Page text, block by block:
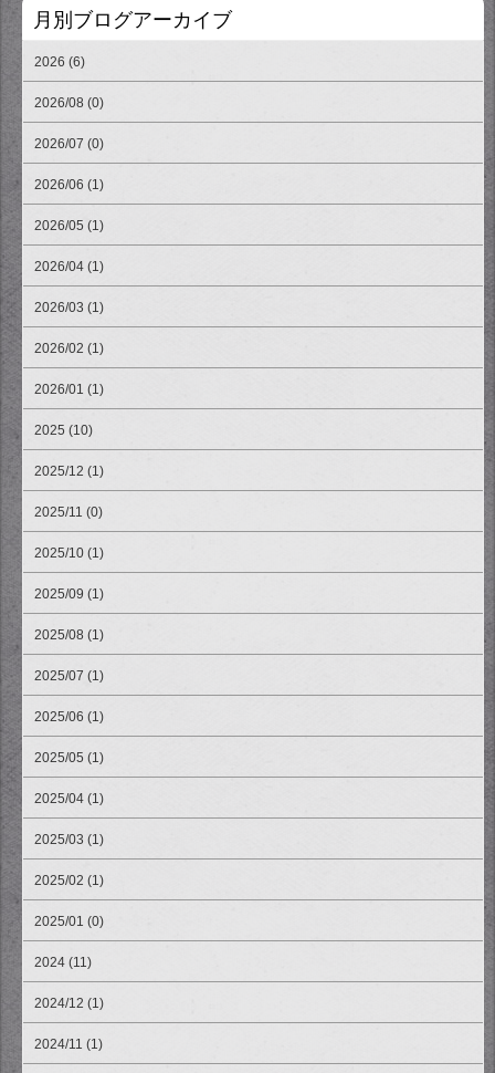
月別ブログアーカイブ
2026 (6)
2026/08 (0)
2026/07 (0)
2026/06 (1)
2026/05 (1)
2026/04 (1)
2026/03 (1)
2026/02 (1)
2026/01 (1)
2025 (10)
2025/12 (1)
2025/11 (0)
2025/10 (1)
2025/09 (1)
2025/08 (1)
2025/07 (1)
2025/06 (1)
2025/05 (1)
2025/04 (1)
2025/03 (1)
2025/02 (1)
2025/01 (0)
2024 (11)
2024/12 (1)
2024/11 (1)